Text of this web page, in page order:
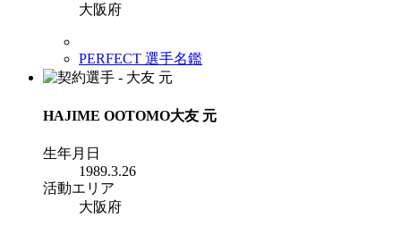
大阪府
PERFECT 選手名鑑
HAJIME OOTOMO大友 元
生年月日
1989.3.26
活動エリア
大阪府